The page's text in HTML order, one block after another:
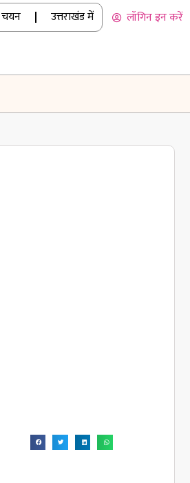
| उत्तराखंड में बारिश का कहर:लॉगिन इन करें